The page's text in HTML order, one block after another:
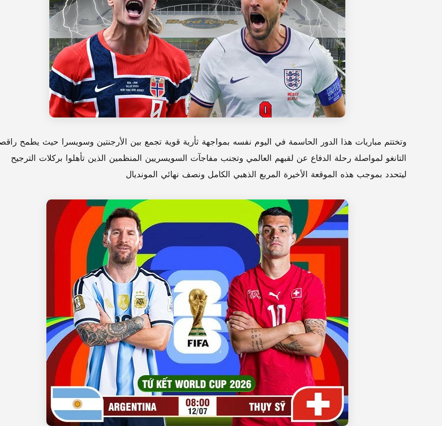
وتختتم مباريات هذا الدور الحاسمة في اليوم نفسه بمواجهة ثأرية قوية تجمع بين الأرجنتين وسويسرا حيث يطمح
التانغو لمواصلة رحلة الدفاع عن لقبهم العالمي وتجنب مفاجآت السويسريين المنظمين الذين تأهلوا بركلات الترجيح
ليتحدد بموجب هذه الموقعة الأخيرة المربع الذهبي الكامل ونصف نهائي المونديال